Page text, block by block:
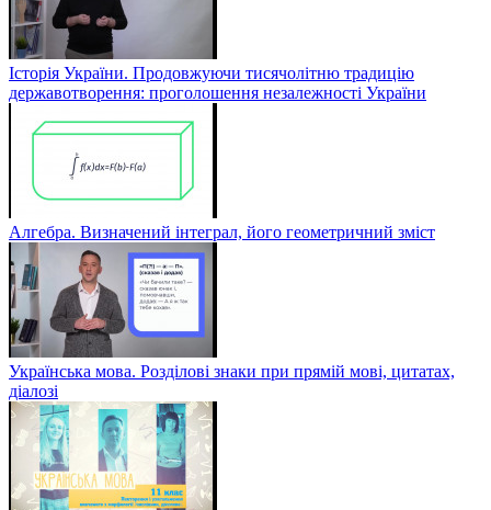
Історія України. Продовжуючи тисячолітню традицію
державотворення: проголошення незалежності України
Алгебра. Визначений інтеграл, його геометричний зміст
Українська мова. Розділові знаки при прямій мові, цитатах,
діалозі